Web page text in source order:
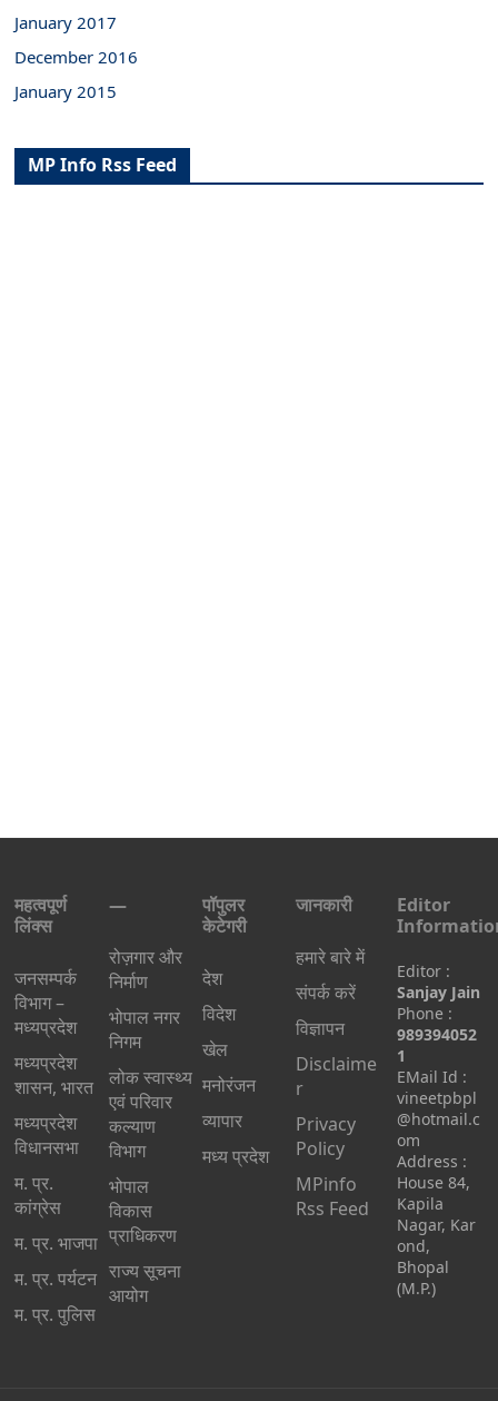
January 2017
December 2016
January 2015
MP Info Rss Feed
महत्वपूर्ण
लिंक्स
जनसम्पर्क
विभाग –
मध्यप्रदेश
मध्यप्रदेश
शासन, भारत
मध्‍यप्रदेश
विधानसभा
म. प्र.
कांग्रेस
म. प्र. भाजपा
म. प्र. पर्यटन
म. प्र. पुलिस
—
रोज़गार और
निर्माण
भोपाल नगर
निगम
लोक स्वास्थ्य
एवं परिवार
कल्याण
विभाग
भोपाल
विकास
प्राधिकरण
राज्य सूचना
आयोग
पॉपुलर
केटेगरी
देश
विदेश
खेल
मनोरंजन
व्यापार
मध्य प्रदेश
जानकारी
हमारे बारे में
संपर्क करें
विज्ञापन
Disclaime
r
Privacy
Policy
MPinfo
Rss Feed
Editor
Editor :
Sanjay Jain
Phone :
989394052
1
EMail Id :
vineetpbpl
@hotmail.c
om
Address :
House 84,
Kapila
Nagar, Kar
ond,
Bhopal
(M.P.)